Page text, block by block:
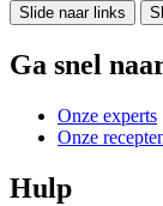
Slide naar links
Ga snel
Onze experts
Onze
Hulp